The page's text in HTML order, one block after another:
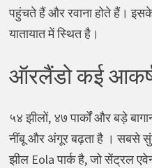
पहुंचते हैं और रवाना होते हैं।
यातायात में स्थित है।
ऑरलैंडो कई
५४ झीलों, ४७ पार्कों और बड़े
नींबू और अंगूर बढ़ता है । सबसे
झील Eola पार्क है, जो सेंट्रल